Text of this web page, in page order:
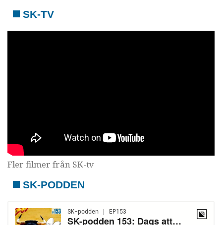
SK-TV
Fler filmer från SK-tv
SK-PODDEN